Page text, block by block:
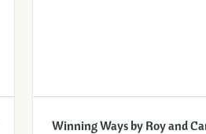
Winning Ways by Roy and